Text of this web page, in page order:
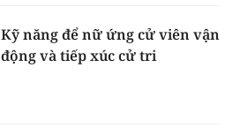
Kỹ năng để nữ ứng cử viên vận
động và tiếp xúc cử tri